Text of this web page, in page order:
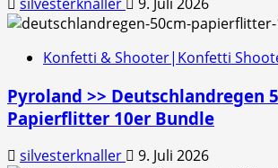
Konfetti & Shooter|Konfetti
Pyroland >> Deutschlandregen
Papierflitter 10er Bundle
silvesterknaller 9. Juli 2026